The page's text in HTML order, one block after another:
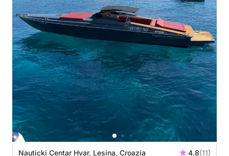
Nauticki Centar Hvar, Lesina, Croazia 4.8(11)